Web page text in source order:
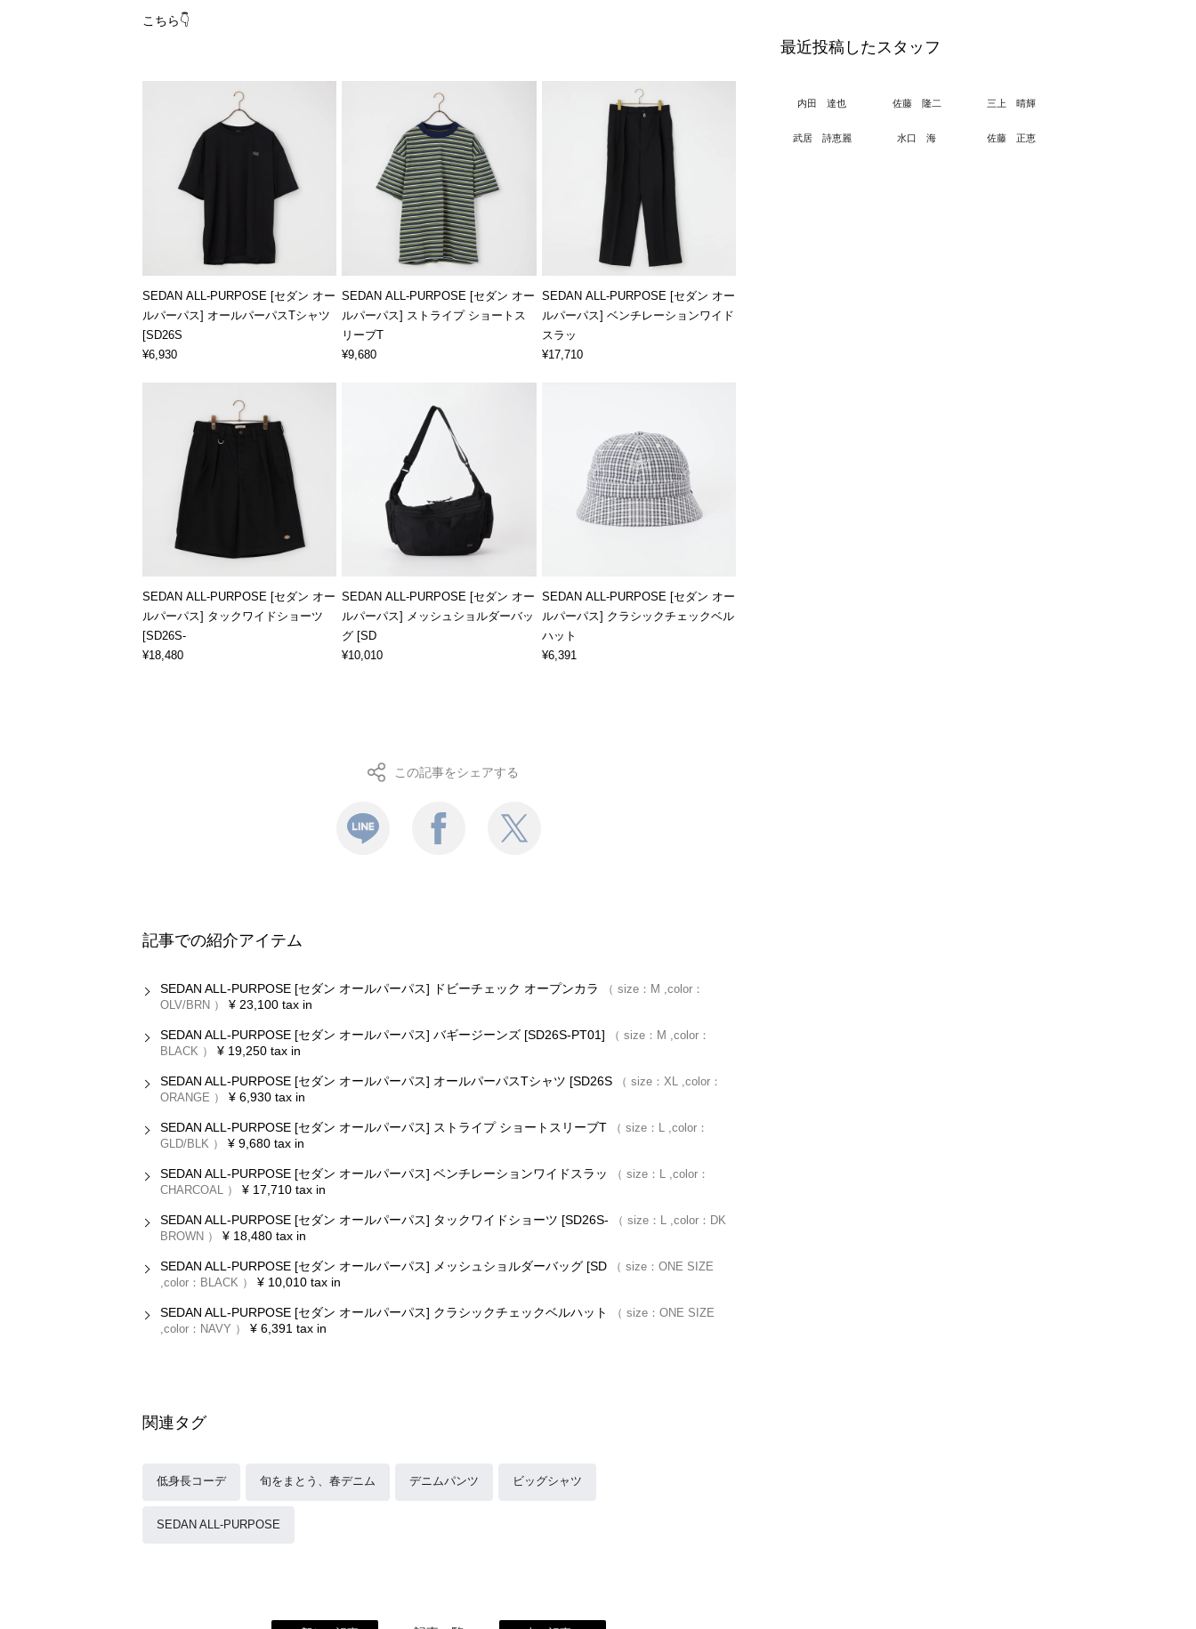
こちら👇
SEDAN ALL-PURPOSE [セダン オー
ルパーパス] オールパーパスTシャツ
[SD26S
¥6,930
SEDAN ALL-PURPOSE [セダン オー
ルパーパス] ストライプ ショートス
リーブT
¥9,680
SEDAN ALL-PURPOSE [セダン オー
ルパーパス] ベンチレーションワイド
スラッ
¥17,710
SEDAN ALL-PURPOSE [セダン オー
ルパーパス] タックワイドショーツ
[SD26S-
¥18,480
SEDAN ALL-PURPOSE [セダン オー
ルパーパス] メッシュショルダーバッ
グ [SD
¥10,010
SEDAN ALL-PURPOSE [セダン オー
ルパーパス] クラシックチェックベル
ハット
¥6,391
この記事をシェアする
記事での紹介アイテム
SEDAN ALL-PURPOSE [セダン オールパーパス] ドビーチェック オープンカラ size： M
color：
OLV/BRN
¥ 23,100 tax in
SEDAN ALL-PURPOSE [セダン オールパーパス] バギージーンズ [SD26S-PT01] size： M
color：
BLACK
¥ 19,250 tax in
SEDAN ALL-PURPOSE [セダン オールパーパス] オールパーパスTシャツ [SD26S size： XL color：
ORANGE
¥ 6,930 tax in
SEDAN ALL-PURPOSE [セダン オールパーパス] ストライプ ショートスリーブT size： L color：
GLD/BLK
¥ 9,680 tax in
SEDAN ALL-PURPOSE [セダン オールパーパス] ベンチレーションワイドスラッ size： L color：
CHARCOAL
¥ 17,710 tax in
SEDAN ALL-PURPOSE [セダン オールパーパス] タックワイドショーツ [SD26S- size： L color： DK
BROWN
¥ 18,480 tax in
SEDAN ALL-PURPOSE [セダン オールパーパス] メッシュショルダーバッグ [SD size： ONE SIZE
color： BLACK ¥ 10,010 tax in
SEDAN ALL-PURPOSE [セダン オールパーパス] クラシックチェックベルハット size： ONE SIZE
color： NAVY ¥ 6,391 tax in
関連タグ
低身長コーデ 旬をまとう、春デニム デニムパンツ ビッグシャツ
SEDAN ALL-PURPOSE
最近投稿したスタッフ
内田 達也 佐藤 隆二 三上 晴輝
武居 詩恵麗 水口 海 佐藤 正恵